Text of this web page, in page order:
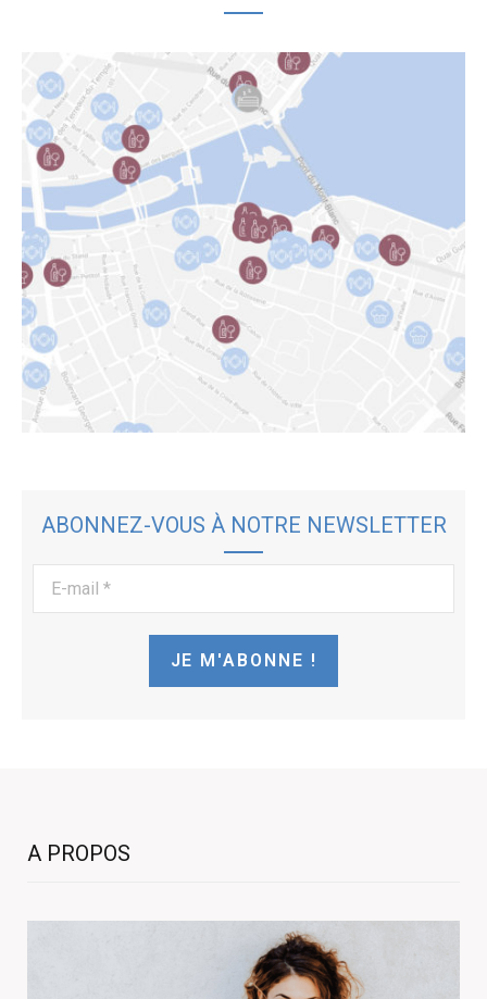
ABONNEZ-VOUS À NOTRE NEWSLETTER
mail
A PROPOS